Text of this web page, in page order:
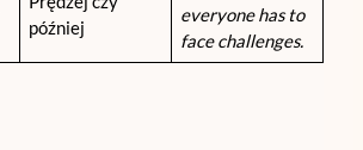
później
everyone has to
face challenges.